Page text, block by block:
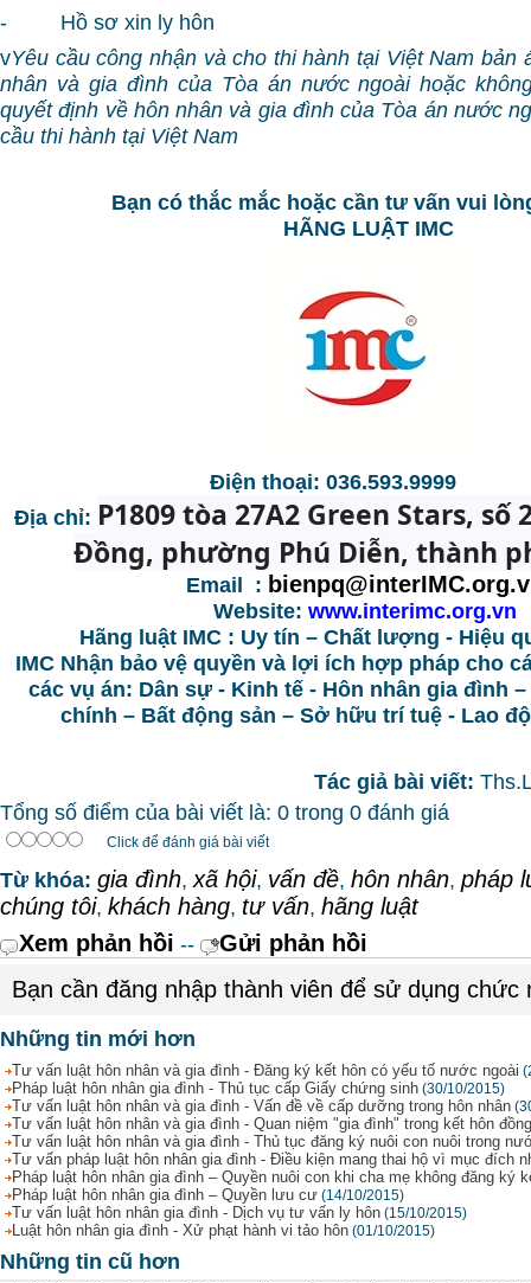
- Hồ sơ xin ly hôn
vYêu cầu công nhận và cho thi hành tại Việt Nam bản
nhân và gia đình của Tòa án nước ngoài hoặc
quyết định về hôn nhân và gia đình của Tòa án nước
cầu thi hành tại Việt Nam
Bạn có thắc mắc hoặc cần tư vấn vui
HÃNG LUẬT IMC
Điện thoại: 036.593.9999
Địa chỉ: P1809 tòa 27A2 Green Stars, số
Đồng, phường Phú Diễn, thành
Email :
Website: www.interimc.org.vn
Hãng luật IMC : Uy tín – Chất lượng - Hiệu
IMC Nhận bảo vệ quyền và lợi ích hợp pháp cho
các vụ án: Dân sự - Kinh tế - Hôn nhân gia đình
chính – Bất động sản – Sở hữu trí tuệ - Lao
Tác giả bài viết:
Tổng số điểm của bài viết là: 0 trong 0 đánh giá
Click để đánh giá bài viết
Từ khóa: gia đình, xã hội, vấn đề, hôn nhân, pháp
chúng tôi, khách hàng, tư vấn, hãng luật
Xem phản hồi --
Gửi phản hồi
Bạn cần đăng nhập thành viên để sử dụng chức
Những tin mới hơn
Tư vấn luật hôn nhân và gia đình - Đăng ký kết hôn có yếu tố nước ngoài
Pháp luật hôn nhân gia đình - Thủ tục cấp Giấy chứng sinh (30/10/2015)
Tư vấn luật hôn nhân và gia đình - Vấn đề về cấp dưỡng trong hôn nhân
Tư vấn luật hôn nhân và gia đình - Quan niệm "gia đình" trong kết hôn
Tư vấn luật hôn nhân và gia đình - Thủ tục đăng ký nuôi con nuôi trong
Tư vấn pháp luật hôn nhân gia đình - Điều kiện mang thai hộ vì mục đích
Pháp luật hôn nhân gia đình – Quyền nuôi con khi cha mẹ không đăng ký
Pháp luật hôn nhân gia đình – Quyền lưu cư (14/10/2015)
Tư vấn luật hôn nhân gia đình - Dịch vụ tư vấn ly hôn (15/10/2015)
Luật hôn nhân gia đình - Xử phạt hành vi tảo hôn (01/10/2015)
Những tin cũ hơn